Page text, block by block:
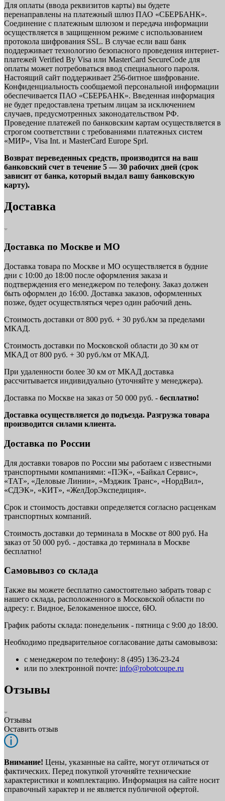
Для оплаты (ввода реквизитов карты) вы будете
перенаправлены на платежный шлюз ПАО «СБЕРБАНК».
Соединение с платежным шлюзом и передача информации
осуществляется в защищенном режиме с использованием
протокола шифрования SSL. В случае если ваш банк
поддерживает технологию безопасного проведения интернет-
платежей Verified By Visa или MasterCard SecureCode для
оплаты может потребоваться ввод специального пароля.
Настоящий сайт поддерживает 256-битное шифрование.
Конфиденциальность сообщаемой персональной информации
обеспечивается ПАО «СБЕРБАНК». Введенная информация
не будет предоставлена третьим лицам за исключением
случаев, предусмотренных законодательством РФ.
Проведение платежей по банковским картам осуществляется в
строгом соответствии с требованиями платежных систем
«МИР», Visa Int. и MasterCard Europe Sprl.
Возврат переведенных средств, производится на ваш
банковский счет в течение 5 — 30 рабочих дней (срок
зависит от банка, который выдал вашу банковскую
карту).
Доставка
Доставка по Москве и МО
Доставка товара по Москве и МО осуществляется в будние
дни с 10:00 до 18:00 после оформления заказа и
подтверждения его менеджером по телефону. Заказ должен
быть оформлен до 16:00. Доставка заказов, оформленных
позже, будет осуществляться через один рабочий день.
Стоимость доставки от 800 руб. + 30 руб./км за пределами
МКАД.
Стоимость доставки по Московской области до 30 км от
МКАД от 800 руб. + 30 руб./км от МКАД.
При удаленности более 30 км от МКАД доставка
рассчитывается индивидуально (уточняйте у менеджера).
Доставка по Москве на заказ от 50 000 руб. - бесплатно!
Доставка осуществляется до подъезда. Разгрузка товара
производится силами клиента.
Доставка по России
Для доставки товаров по России мы работаем с известными
транспортными компаниями: «ПЭК», «Байкал Сервис»,
«ТАТ», «Деловые Линии», «Мэджик Транс», «НордВил»,
«СДЭК», «КИТ», «ЖелДорЭкспедиция».
Срок и стоимость доставки определяется согласно расценкам
транспортных компаний.
Стоимость доставки до терминала в Москве от 800 руб. На
заказ от 50 000 руб. - доставка до терминала в Москве
бесплатно!
Самовывоз со склада
Также вы можете бесплатно самостоятельно забрать товар с
нашего склада, расположенного в Московской области по
адресу: г. Видное, Белокаменное шоссе, 6Ю.
График работы склада: понедельник - пятница с 9:00 до 18:00.
Необходимо предварительное согласование даты самовывоза:
с менеджером по телефону: 8 (495) 136-23-24
или по электронной почте: info@robotcoupe.ru
Отзывы
Отзывы
Оставить отзыв
Внимание! Цены, указанные на сайте, могут отличаться от
фактических. Перед покупкой уточняйте технические
характеристики и комплектацию. Информация на сайте носит
справочный характер и не является публичной офертой.